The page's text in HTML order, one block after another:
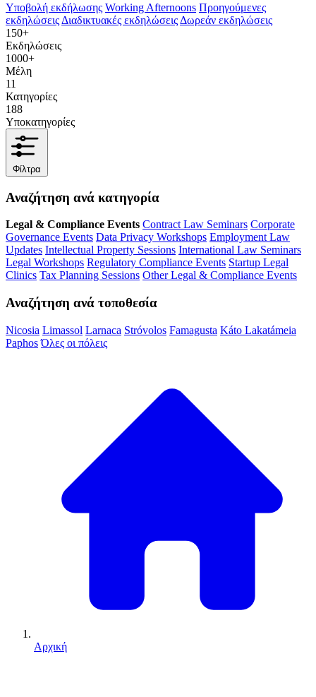
Υποβολή εκδήλωσης Working Afternoons Προηγούμενες
εκδηλώσεις Διαδικτυακές εκδηλώσεις Δωρεάν εκδηλώσεις
150+
Εκδηλώσεις
1000+
Μέλη
11
Κατηγορίες
188
Υποκατηγορίες
Φίλτρα
Αναζήτηση ανά κατηγορία
Legal & Compliance Events Contract Law Seminars Corporate
Governance Events Data Privacy Workshops Employment Law
Updates Intellectual Property Sessions International Law Seminars
Legal Workshops Regulatory Compliance Events Startup Legal
Clinics Tax Planning Sessions Other Legal & Compliance Events
Αναζήτηση ανά τοποθεσία
Nicosia Limassol Larnaca Stróvolos Famagusta Káto Lakatámeia
Paphos Όλες οι πόλεις
Αρχική